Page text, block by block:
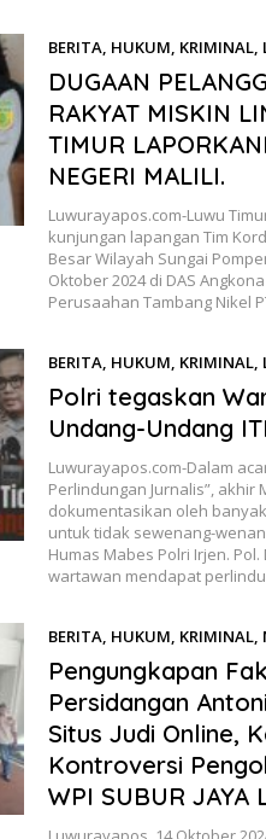
BERITA, HUKUM, KRIMINAL,
DUGAAN
RAKYAT MISKIN
TIMUR
NEGERI MALILI.
Luwurayapos.com-Luwu
kunjungan lapangan Tim
Besar Wilayah Sungai
Oktober 2024 di DAS
Perusaahan Tambang Nikel
BERITA, HUKUM, KRIMINAL,
Polri tegaskan
Undang-Undang
Luwurayapos.com-Dalam
Perlindungan Jurnalis”, akhir
dokumentasikan oleh
untuk tidak sewenang-
Humas Mabes Polri Irjen.
wartawan mendapat
BERITA, HUKUM, KRIMINAL,
Pengungkapan
Persidangan
Situs Judi Online,
Kontroversi
WPI SUBUR JAYA